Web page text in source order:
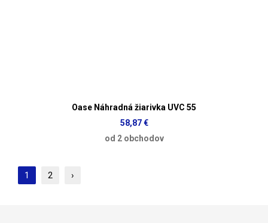
Oase Náhradná žiarivka UVC 55
58,87 €
od 2 obchodov
1 2 ›